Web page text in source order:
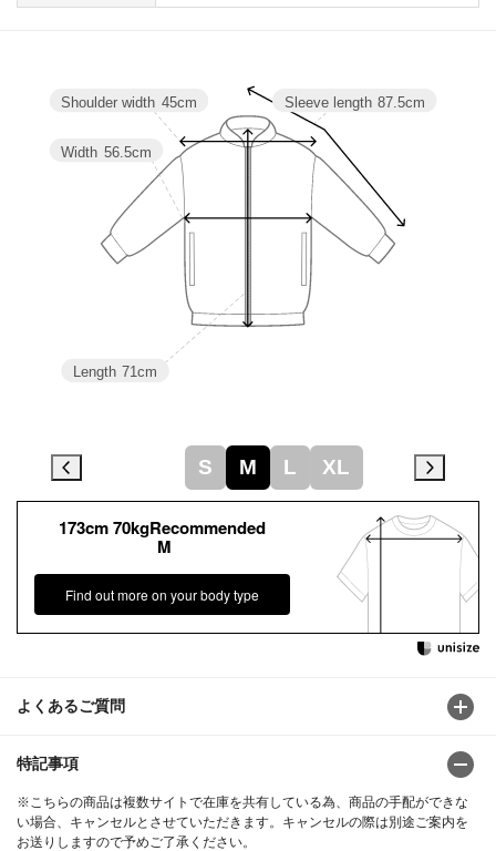
よくあるご質問
特記事項
※こちらの商品は複数サイトで在庫を共有している為、商品の手配ができな
い場合、キャンセルとさせていただきます。キャンセルの際は別途ご案内を
お送りしますので予めご了承ください。
173cm 70kgRecommended
M
Find out more on your body type
Sleeve length 87.5cm
Length 71cm
Width 56.5cm
Shoulder width 45cm
S M L XL